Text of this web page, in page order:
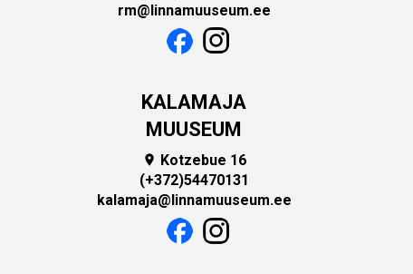
rm@linnamuuseum.ee
KALAMAJA
MUUSEUM

Kotzebue 16
(+372)54470131
kalamaja@linnamuuseum.ee